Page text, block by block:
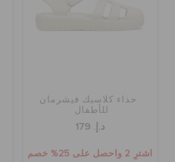
حذاء كلاسيك فيشرمان
للأطفال
د.إ. 179
اشترِ 2 واحصل على 25% خصم